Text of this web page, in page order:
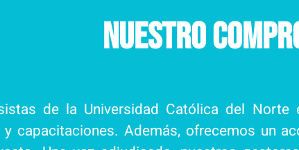
Nuestro
de la Universidad Católica del
capacitaciones. Además, ofrecemos un